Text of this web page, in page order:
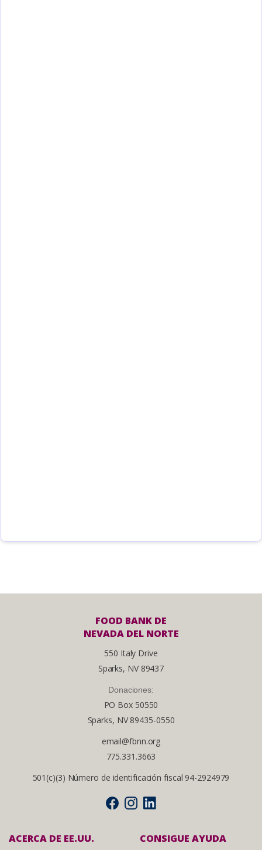
FOOD BANK DE
NEVADA DEL NORTE
550 Italy Drive
Sparks, NV 89437
Donaciones:
PO Box 50550
Sparks, NV 89435-0550
email@fbnn.org
775.331.3663
501(c)(3) Número de identificación fiscal 94-2924979
ACERCA DE EE.UU. CONSIGUE AYUDA